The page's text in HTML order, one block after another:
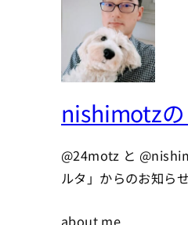
nishimotz
@24motz と
ルタ」からのお知らせ
about me